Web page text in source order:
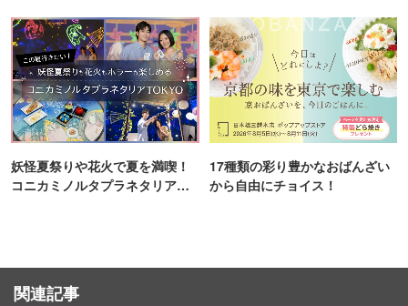
妖怪夏祭りや花火で夏を満喫！
コニカミノルタプラネタリア
17種類の彩り豊かなおばんざい
から自由にチョイス！
関連記事